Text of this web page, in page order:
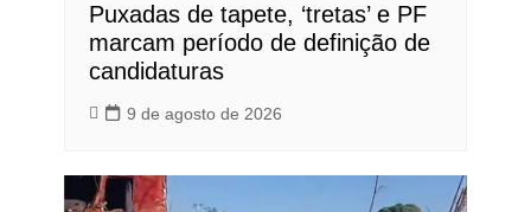
Puxadas de tapete, ‘tretas’ e PF
marcam período de definição de
candidaturas
9 de agosto de 2026